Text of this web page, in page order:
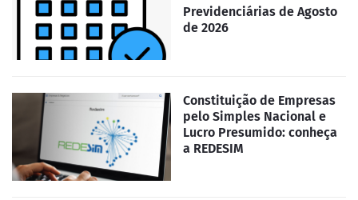
Previdenciárias de Agosto
de 2026
Constituição de Empresas
pelo Simples Nacional e
Lucro Presumido: conheça
a REDESIM